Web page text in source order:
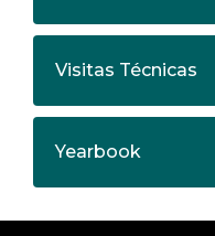
Visitas Técnicas
Yearbook